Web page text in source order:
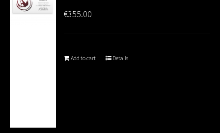
€355.00
Add to cart Details